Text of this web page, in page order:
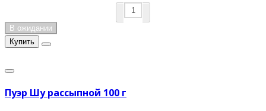
В ожидании
Купить
Пуэр Шу рассыпной 100 г